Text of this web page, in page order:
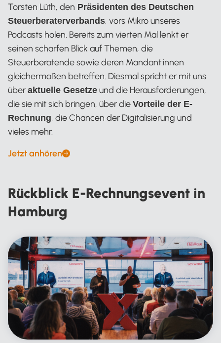
Torsten Lüth, den Präsidenten des Deutschen
Steuerberaterverbands, vors Mikro unseres
Podcasts holen. Bereits zum vierten Mal lenkt er
seinen scharfen Blick auf Themen, die
Steuerberatende sowie deren Mandant:innen
gleichermaßen betreffen. Diesmal spricht er mit uns
über aktuelle Gesetze und die Herausforderungen,
die sie mit sich bringen, über die Vorteile der E-
Rechnung, die Chancen der Digitalisierung und
vieles mehr.
Jetzt anhören
Rückblick E-Rechnungsevent in
Hamburg